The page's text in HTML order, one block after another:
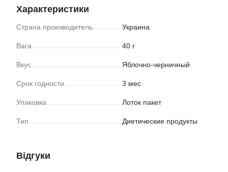
Характеристики
Страна производитель Украина
Вага 40 г
Вкус Яблочно-черничный
Срок годности 3 мес
Упаковка Лоток пакет
Тип Диетические продукты
Відгуки